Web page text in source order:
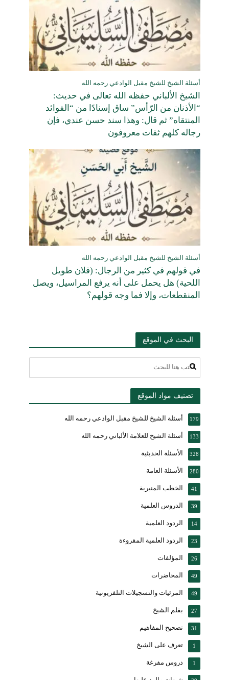
أسئلة الشيخ للشيخ مقبل الوادعي رحمه الله
الشيخ الألباني حفظه الله تعالى في حديث:
“الأذنان من الرّأس” ساق إسنادًا من “الفوائد
المنتقاه” ثم قال: وهذا سند حسن عندي، فإن
رجاله كلهم ثقات معروفون
أسئلة الشيخ للشيخ مقبل الوادعي رحمه الله
في قولهم في كثير من الرجال: (فلان طويل
اللحية) هل يحمل على أنه يرفع المراسيل، ويصل
المنقطعات، وإلا فما وجه قولهم؟
البحث في الموقع
تصنيف مواد الموقع
أسئلة الشيخ للشيخ مقبل الوادعي رحمه الله 179
أسئلة الشيخ للعلامة الألباني رحمه الله 133
الأسئلة الحديثية 328
الأسئلة العامة 280
الخطب المنبرية 41
الدروس العلمية 39
الردود العلمية 14
الردود العلمية المقروءة 23
المؤلفات 26
المحاضرات 49
المرئيات والتسجيلات التلفزيونية 49
بقلم الشيخ 27
تصحيح المفاهيم 31
تعرف على الشيخ 1
دروس مفرغة 1